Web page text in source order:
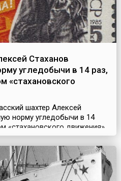
Стаханов
угледобычи в 14 раз,
«стахановского
шахтер Алексей
норму угледобычи в 14
«стахановского движения»
подготовлен,
молотком, а остальную
выполняли другие рабочие.
руководству для
трудового героизма. В ...